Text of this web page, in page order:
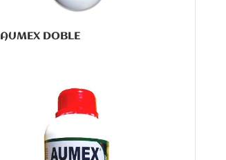
AUMEX DOBLE